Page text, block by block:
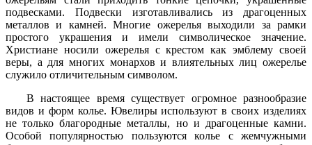
подвесками. Подвески изготавливались из драгоценных
металлов и камней. Многие ожерелья выходили за рамки
простого украшения и имели символическое значение.
Христиане носили ожерелья с крестом как эмблему своей
веры, а для многих монархов и влиятельных лиц ожерелье
служило отличительным символом.
В настоящее время существует огромное разнообразие
видов и форм колье. Ювелиры используют в своих изделиях
не только благородные металлы, но и драгоценные камни.
Особой популярностью пользуются колье с жемчужными